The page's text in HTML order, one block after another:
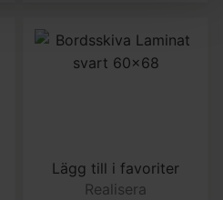
Lägg till i favoriter
Realisera